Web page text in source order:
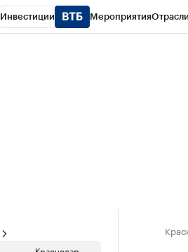
Инвестиции МероприятияОтрасли